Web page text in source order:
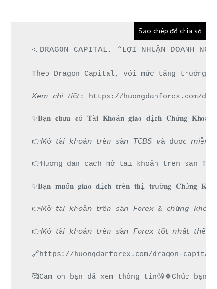
Sao chép để chia sẻ
📣DRAGON CAPITAL: “LỢI NHUẬN DOANH
Theo Dragon Capital, với mức tăng trưởng
𝘟𝘦𝘮 𝘤𝘩𝘪 𝘵𝘪ế𝘵: https://huongdanforex.com/
✨𝐁ạ𝐧 𝐜𝐡ư𝐚 𝐜ó 𝐓à𝐢 𝐊𝐡𝐨ả𝐧 𝐠𝐢𝐚𝐨 𝐝ị𝐜𝐡 𝐂𝐡ứ𝐧𝐠
👉𝘔ở 𝘵à𝘪 𝘬𝘩𝘰ả𝘯 𝘵𝘳ê𝘯 𝘴à𝘯 𝘛𝘊𝘉𝘚 𝘷à đượ𝘤
👉Hướng dẫn cách mở tài khoản trên sàn
✨𝐁ạ𝐧 𝐦𝐮ố𝐧 𝐠𝐢𝐚𝐨 𝐝ị𝐜𝐡 𝐭𝐫ê𝐧 𝐭𝐡ị 𝐭𝐫ườ𝐧𝐠 𝐂𝐡ứ𝐧𝐠
👉𝘔ở 𝘵à𝘪 𝘬𝘩𝘰ả𝘯 𝘵𝘳ê𝘯 𝘴à𝘯 𝘍𝘰𝘳𝘦𝘹 & 𝘤𝘩ứ𝘯𝘨
👉𝘔ở 𝘵à𝘪 𝘬𝘩𝘰ả𝘯 𝘵𝘳ê𝘯 𝘴à𝘯 𝘍𝘰𝘳𝘦𝘹 𝘵ố𝘵 𝘯𝘩ấ𝘵
🔗https://huongdanforex.com/dragon-
🥰Cảm ơn bạn đã xem thông tin😘🍀Chúc